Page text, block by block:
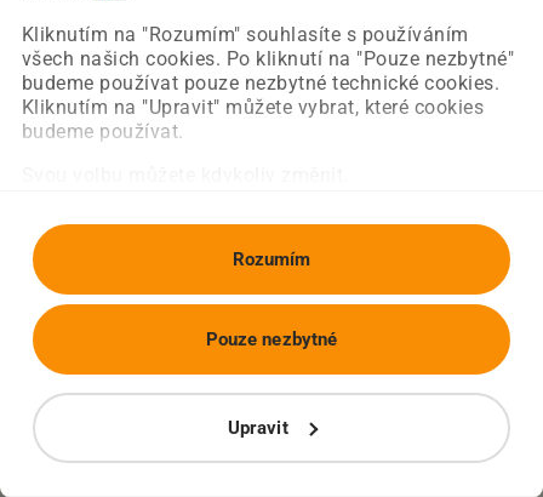
Kliknutím na "Rozumím" souhlasíte s používáním
všech našich cookies. Po kliknutí na "Pouze nezbytné"
budeme používat pouze nezbytné technické cookies.
Kliknutím na "Upravit" můžete vybrat, které cookies
budeme používat.
Rozumím
Upravit
Pouze nezbytné
Obnovit stránku Úvodní strana